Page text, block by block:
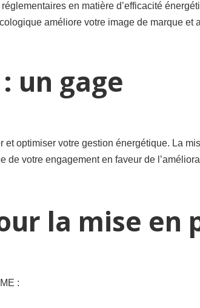
en matière d’efficacité
améliore votre image de marque et
un gage
optimiser votre gestion énergétique. La
votre engagement en faveur de
la mise en
: